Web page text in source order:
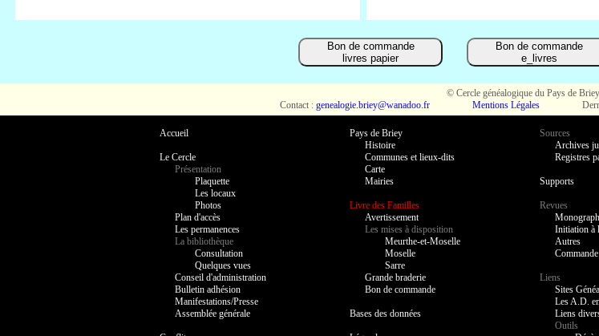
Bon de commande
livres papier
Bon de commande
e_livres
© Cercle généalogique du Pays de
Contact : genealogie.briey@wanadoo.fr Mentions Légales
Accueil Pays de Briey Sources
Histoire
Archives
Le Cercle
Communes et lieux-dits Registres
Présentation
Carte
Plaquette
Mairies Supports
Les locaux
Photos
Livre des Familles Revues
Plan d'accès
Avertissement
Les permanences
Les mises à disposition Initiation à
La bibliothèque
Meurthe-et-Moselle Autres
Consultation
Moselle Commande
Quelques vues
Sarre
Conseil d'administration
Grande braderie Liens
Bulletin adhésion
Bon de commande Sites
Manifestations/Presse
Les A.D.
Assemblée générale
Bases des données Liens
Outils